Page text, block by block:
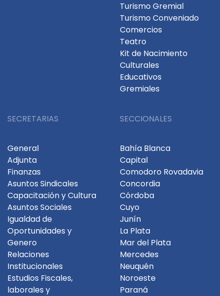
Turismo Gremial
Turismo Conveniado
Comercios
Teatro
Kit de Nacimiento
Culturales
Educativos
Gremiales
SECRETARIAS
General
Adjunta
Finanzas
Asuntos Sindicales
Capacitación y Cultura
Asuntos Sociales
Igualdad de
Oportunidades y
Genero
Relaciones
Institucionales
Estudios Fiscales,
laborales y
SECCIONALES
Bahía Blanca
Capital
Comodoro Rovadavia
Concordia
Córdoba
Cuyo
Junín
La Plata
Mar del Plata
Mercedes
Neuquén
Noroeste
Paraná